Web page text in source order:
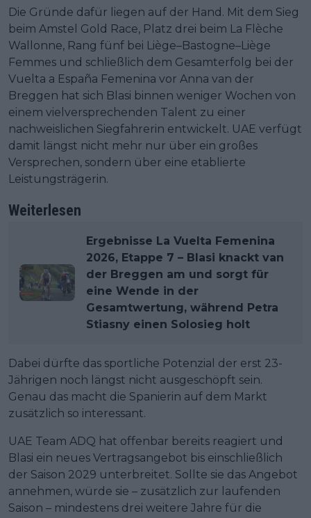
Die Gründe dafür liegen auf der Hand. Mit dem Sieg
beim Amstel Gold Race, Platz drei beim La Flèche
Wallonne, Rang fünf bei Liège–Bastogne–Liège
Femmes und schließlich dem Gesamterfolg bei der
Vuelta a España Femenina vor Anna van der
Breggen hat sich Blasi binnen weniger Wochen von
einem vielversprechenden Talent zu einer
nachweislichen Siegfahrerin entwickelt. UAE verfügt
damit längst nicht mehr nur über ein großes
Versprechen, sondern über eine etablierte
Leistungsträgerin.
Weiterlesen
Ergebnisse La Vuelta Femenina
2026, Etappe 7 – Blasi knackt van
der Breggen am und sorgt für
eine Wende in der
Gesamtwertung, während Petra
Stiasny einen Solosieg holt
Dabei dürfte das sportliche Potenzial der erst 23-
Jährigen noch längst nicht ausgeschöpft sein.
Genau das macht die Spanierin auf dem Markt
zusätzlich so interessant.
UAE Team ADQ hat offenbar bereits reagiert und
Blasi ein neues Vertragsangebot bis einschließlich
der Saison 2029 unterbreitet. Sollte sie das Angebot
annehmen, würde sie – zusätzlich zur laufenden
Saison – mindestens drei weitere Jahre für die